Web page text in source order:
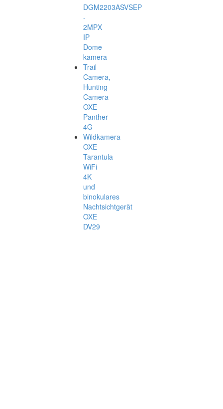
DGM2203ASVSEP
-
2MPX
IP
Dome
kamera
Trail
Camera,
Hunting
Camera
OXE
Panther
4G
Wildkamera
OXE
Tarantula
WiFi
4K
und
binokulares
Nachtsichtgerät
OXE
DV29